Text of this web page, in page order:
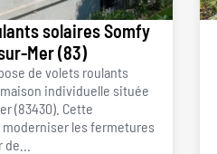
solaires Somfy
Mer (83)
de volets roulants
individuelle située
(83430). Cette
les fermetures